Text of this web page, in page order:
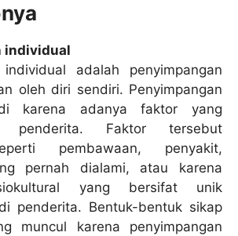
individual
individual adalah penyimpangan
oleh diri sendiri. Penyimpangan
karena adanya faktor yang
penderita. Faktor tersebut
pembawaan, penyakit,
pernah dialami, atau karena
yang bersifat unik
penderita. Bentuk-bentuk sikap
muncul karena penyimpangan